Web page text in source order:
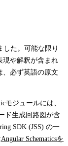
した。可能な限り
現や解釈が含まれ
、必ず英語の原文
モジュールには、
ド生成回路図が含
SDK (JSS) の一
Angular Schematicsを